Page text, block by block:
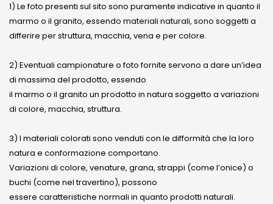
1) Le foto presenti sul sito sono puramente indicative in quanto il
marmo o il granito, essendo materiali naturali, sono soggetti a
differire per struttura, macchia, vena e per colore.
2) Eventuali campionature o foto fornite servono a dare un’idea
di massima del prodotto, essendo
il marmo o il granito un prodotto in natura soggetto a variazioni
di colore, macchia, struttura.
3) I materiali colorati sono venduti con le difformità che la loro
natura e conformazione comportano.
Variazioni di colore, venature, grana, strappi (come l’onice) o
buchi (come nel travertino), possono
essere caratteristiche normali in quanto prodotti naturali.